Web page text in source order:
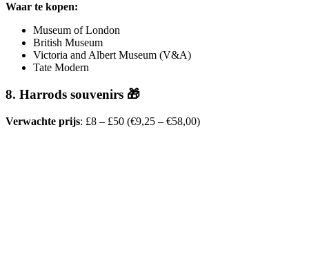
Waar te kopen:
Museum of London
British Museum
Victoria and Albert Museum (V&A)
Tate Modern
8. Harrods souvenirs 🎁
Verwachte prijs: £8 – £50 (€9,25 – €58,00)